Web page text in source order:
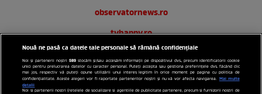
observatornews.ro
tvhappy.ro
useit.ro
zutv.ro
Nouă ne pasă ca datele tale personale să rămână confidențiale
Noi și partenerii noștri589 stocăm și/sau accesăm informații pe dispozitivul dvs., precum identificatorii cookie
unici pentru prelucrarea datelor cu caracter personal. Puteți accepta sau gestiona preferințele dvs. făcând clic
mai jos, respectiv vă puteți opune utilizării unui interes legitim în orice moment pe pagina cu politica de
confidențialitate. Aceste alegeri vor fi raportate partenerilor noștri și nu vă vor afecta navigarea. Mai multe
detalii
Noi si partenerii nostri (retelele de socializare si agentiile de publicitate partenere, precum si furnizorii nostri de